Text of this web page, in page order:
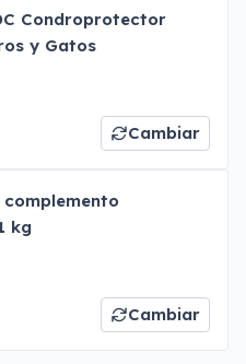
Condroprotector
y Gatos
Cambiar
kg
Cambiar